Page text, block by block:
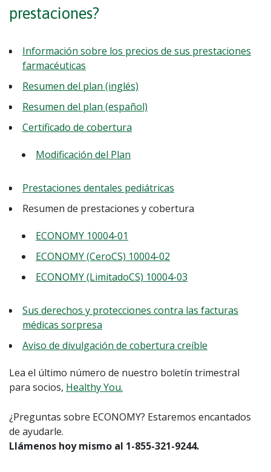
prestaciones?
Información sobre los precios de sus prestaciones
farmacéuticas
Resumen del plan (inglés)
Resumen del plan (español)
Certificado de cobertura
Modificación del Plan
Prestaciones dentales pediátricas
Resumen de prestaciones y cobertura
ECONOMY 10004-01
ECONOMY (CeroCS) 10004-02
ECONOMY (LimitadoCS) 10004-03
Sus derechos y protecciones contra las facturas
médicas sorpresa
Aviso de divulgación de cobertura creíble
Lea el último número de nuestro boletín trimestral
para socios, Healthy You.
¿Preguntas sobre ECONOMY? Estaremos encantados
de ayudarle.
Llámenos hoy mismo al 1-855-321-9244.